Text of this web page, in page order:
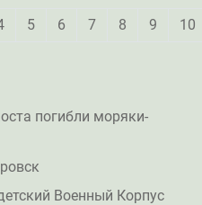
5 6 7 8 9 10
погибли моряки-
Военный Корпус